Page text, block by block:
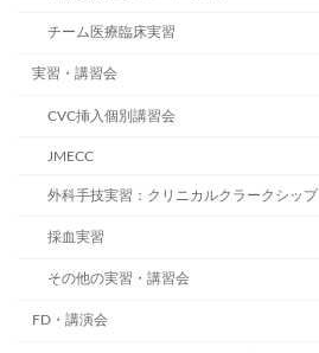
チーム医療臨床実習
実習・講習会
CVC挿入個別講習会
JMECC
外科手技実習：クリニカルクラークシップ
採血実習
その他の実習・講習会
FD・講演会